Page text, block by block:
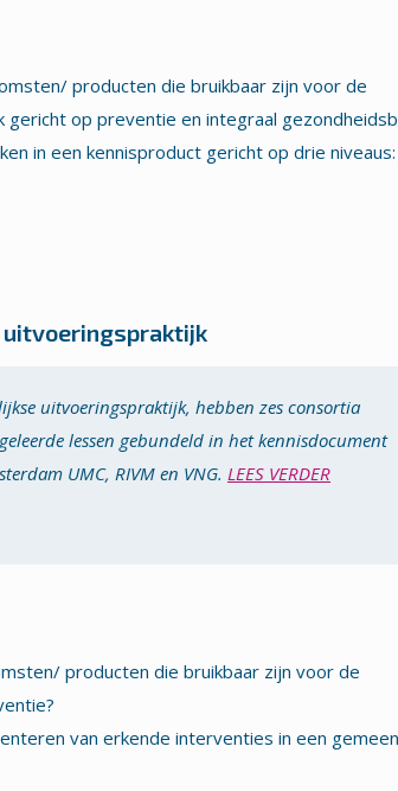
producten die bruikbaar zijn voor de
op preventie en integraal
in een kennisproduct gericht op drie
uitvoeringspraktijk
uitvoerings­praktijk, hebben zes consortia
lessen gebundeld in het kennis­document
UMC, RIVM en VNG. LEES VERDER
producten die bruikbaar zijn voor de
van erkende interventies in een